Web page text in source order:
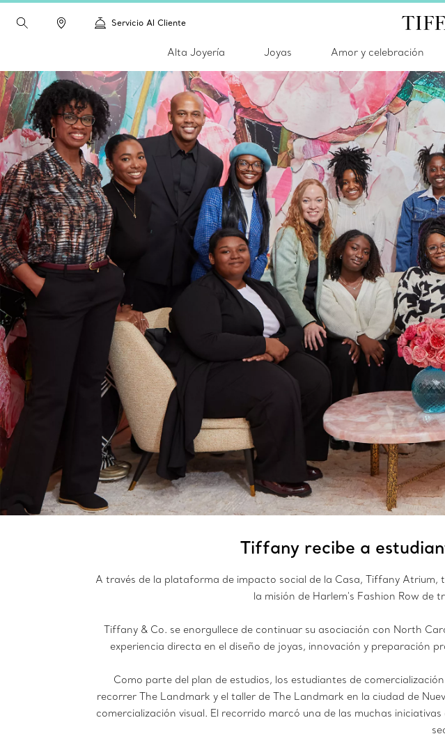
Servicio Al Cliente
Alta Joyería Joyas Amor y celebración
Tiffany recibe a
A través de la plataforma de impacto social de la Casa, Tiffany
la misión de Harlem's Fashion Row de
Tiffany & Co. se enorgullece de continuar su asociación con North
experiencia directa en el diseño de joyas, innovación y preparación
Como parte del plan de estudios, los estudiantes de
recorrer The Landmark y el taller de The Landmark en la ciudad de
comercialización visual. El recorrido marcó una de las muchas